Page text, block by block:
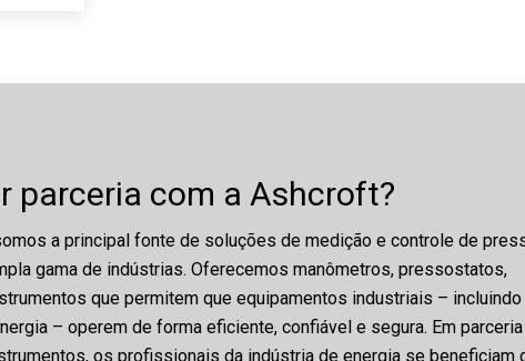
parceria com a Ashcroft?
a principal fonte de soluções de medição e controle de
gama de indústrias. Oferecemos manômetros, pressostatos,
que permitem que equipamentos industriais – incluindo
– operem de forma eficiente, confiável e segura. Em parceria
os profissionais da indústria de energia se beneficiam